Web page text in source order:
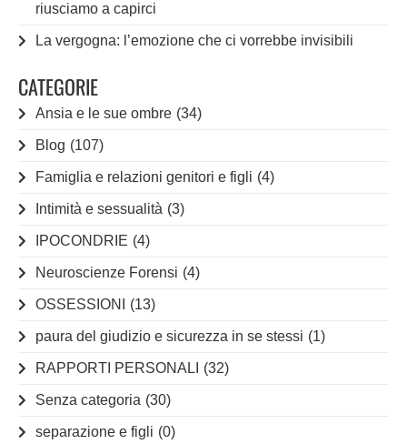
riusciamo a capirci
La vergogna: l’emozione che ci vorrebbe invisibili
CATEGORIE
Ansia e le sue ombre (34)
Blog (107)
Famiglia e relazioni genitori e figli (4)
Intimità e sessualità (3)
IPOCONDRIE (4)
Neuroscienze Forensi (4)
OSSESSIONI (13)
paura del giudizio e sicurezza in se stessi (1)
RAPPORTI PERSONALI (32)
Senza categoria (30)
separazione e figli (0)